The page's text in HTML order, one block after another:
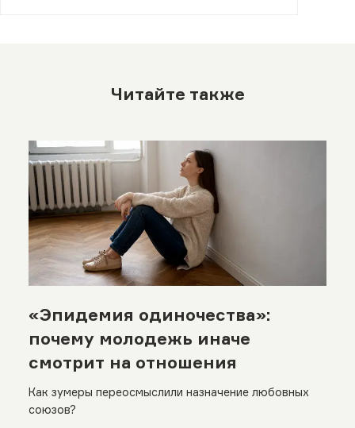
Читайте также
«Эпидемия одиночества»:
почему молодежь иначе
смотрит на отношения
Как зумеры переосмыслили назначение любовных
союзов?